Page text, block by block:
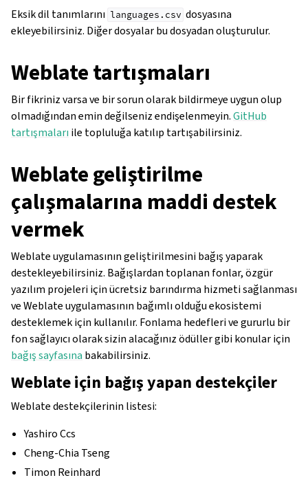
Eksik dil tanımlarını languages.csv dosyasına
ekleyebilirsiniz. Diğer dosyalar bu dosyadan oluşturulur.
Weblate tartışmaları
Bir fikriniz varsa ve bir sorun olarak bildirmeye uygun olup
olmadığından emin değilseniz endişelenmeyin.GitHub
tartışmaları ile topluluğa katılıp tartışabilirsiniz.
Weblate geliştirilme
çalışmalarına maddi destek
vermek
Weblate uygulamasının geliştirilmesini bağış yaparak
destekleyebilirsiniz. Bağışlardan toplanan fonlar, özgür
yazılım projeleri için ücretsiz barındırma hizmeti sağlanması
ve Weblate uygulamasının bağımlı olduğu ekosistemi
desteklemek için kullanılır. Fonlama hedefleri ve gururlu bir
fon sağlayıcı olarak sizin alacağınız ödüller gibi konular için
bağış sayfasına bakabilirsiniz.
Weblate için bağış yapan destekçiler
Weblate destekçilerinin listesi:
Yashiro Ccs
Cheng-Chia Tseng
Timon Reinhard